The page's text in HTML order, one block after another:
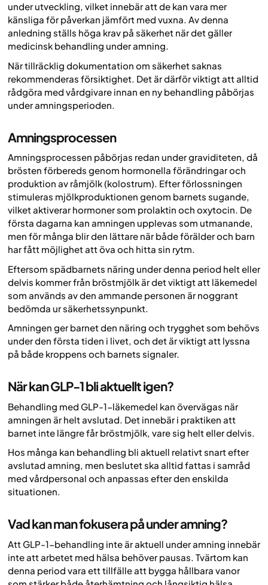
under utveckling, vilket innebär att de kan vara mer
känsliga för påverkan jämfört med vuxna. Av denna
anledning ställs höga krav på säkerhet när det gäller
medicinsk behandling under amning.
När tillräcklig dokumentation om säkerhet saknas
rekommenderas försiktighet. Det är därför viktigt att alltid
rådgöra med vårdgivare innan en ny behandling påbörjas
under amningsperioden.
Amningsprocessen
Amningsprocessen påbörjas redan under graviditeten, då
brösten förbereds genom hormonella förändringar och
produktion av råmjölk (kolostrum). Efter förlossningen
stimuleras mjölkproduktionen genom barnets sugande,
vilket aktiverar hormoner som prolaktin och oxytocin. De
första dagarna kan amningen upplevas som utmanande,
men för många blir den lättare när både förälder och barn
har fått möjlighet att öva och hitta sin rytm.
Eftersom spädbarnets näring under denna period helt eller
delvis kommer från bröstmjölk är det viktigt att läkemedel
som används av den ammande personen är noggrant
bedömda ur säkerhetssynpunkt.
Amningen ger barnet den näring och trygghet som behövs
under den första tiden i livet, och det är viktigt att lyssna
på både kroppens och barnets signaler.
När kan GLP-1 bli aktuellt igen?
Behandling med GLP-1-läkemedel kan övervägas när
amningen är helt avslutad. Det innebär i praktiken att
barnet inte längre får bröstmjölk, vare sig helt eller delvis.
Hos många kan behandling bli aktuell relativt snart efter
avslutad amning, men beslutet ska alltid fattas i samråd
med vårdpersonal och anpassas efter den enskilda
situationen.
Vad kan man fokusera på under amning?
Att GLP-1-behandling inte är aktuell under amning innebär
inte att arbetet med hälsa behöver pausas. Tvärtom kan
denna period vara ett tillfälle att bygga hållbara vanor